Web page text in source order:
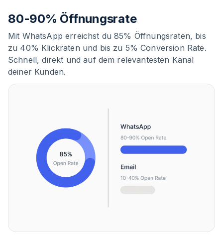
80-90% Öffnungsrate
Mit WhatsApp erreichst du 85% Öffnungsraten, bis
zu 40% Klickraten und bis zu 5% Conversion Rate.
Schnell, direkt und auf dem relevantesten Kanal
deiner Kunden.